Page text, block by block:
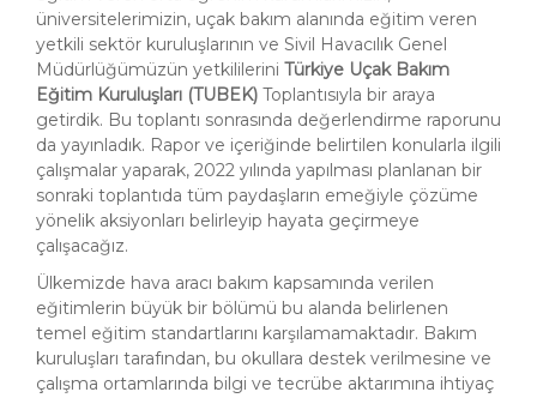
üniversitelerimizin, uçak bakım alanında eğitim veren
yetkili sektör kuruluşlarının ve Sivil Havacılık Genel
Müdürlüğümüzün yetkililerini Türkiye Uçak Bakım
Eğitim Kuruluşları (TUBEK) Toplantısıyla bir araya
getirdik. Bu toplantı sonrasında değerlendirme raporunu
da yayınladık. Rapor ve içeriğinde belirtilen konularla ilgili
çalışmalar yaparak, 2022 yılında yapılması planlanan bir
sonraki toplantıda tüm paydaşların emeğiyle çözüme
yönelik aksiyonları belirleyip hayata geçirmeye
çalışacağız.
Ülkemizde hava aracı bakım kapsamında verilen
eğitimlerin büyük bir bölümü bu alanda belirlenen
temel eğitim standartlarını karşılamamaktadır. Bakım
kuruluşları tarafından, bu okullara destek verilmesine ve
çalışma ortamlarında bilgi ve tecrübe aktarımına ihtiyaç